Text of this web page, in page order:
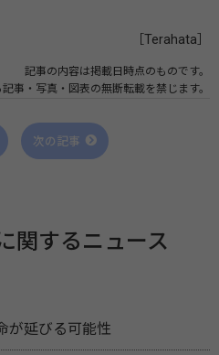
［Terahata］
記事の内容は掲載日時点のものです。
事・写真・図表の無断転載を禁じます。
次の記事
関するニュース
が延びる可能性